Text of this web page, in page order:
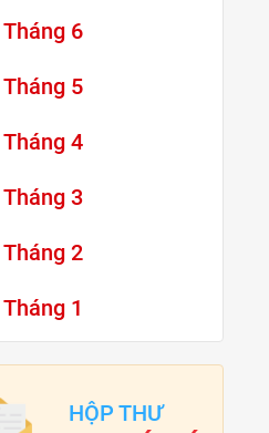
Tháng 6
Tháng 5
Tháng 4
Tháng 3
Tháng 2
Tháng 1
HỘP THƯ